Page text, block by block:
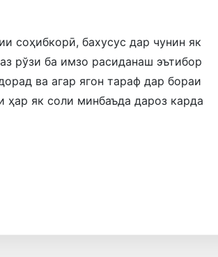
соҳибкорӣ, бахусус дар чунин як
рўзи ба имзо расиданаш эътибор
ва агар ягон тараф дар бораи
ҳар як соли минбаъда дароз карда